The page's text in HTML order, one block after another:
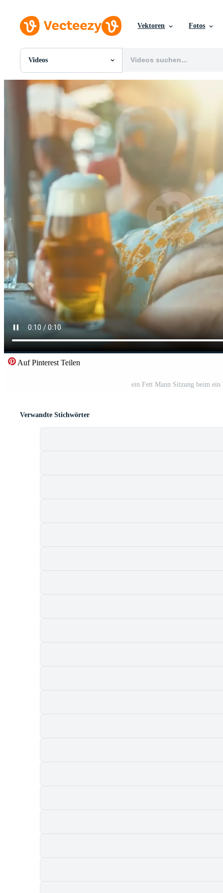
Vektoren Fotos
Videos
Alle Bilder
Fotos
SVGs
Vektoren
Motion Graphics
Redaktionelle Bilder
Redaktionelle Ereignisse
Auf Pinterest Teilen
ein Fett Mann Sitzung beim
Verwandte Stichwörter